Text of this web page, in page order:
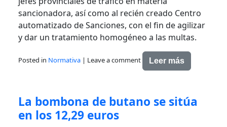
sancionadora, así como al recién creado Centro
automatizado de Sanciones, con el fin de agilizar
y dar un tratamiento homogéneo a las multas.
Posted in Normativa | Leave a comment Leer más
La bombona de butano se sitúa
en los 12,29 euros